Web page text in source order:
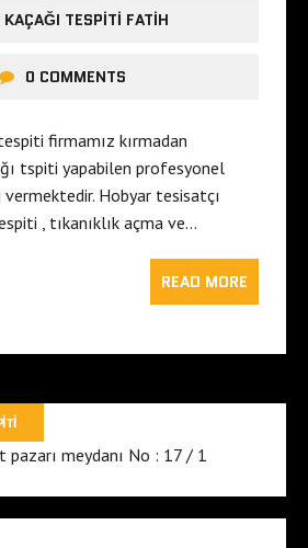
KAÇAĞI TESPITI FATIH
0 COMMENTS
firmamız kırmadan
tspiti yapabilen profesyonel
Hobyar tesisatçı
, tıkanıklık açma ve…
READ MORE
pazarı meydanı No : 17 / 1